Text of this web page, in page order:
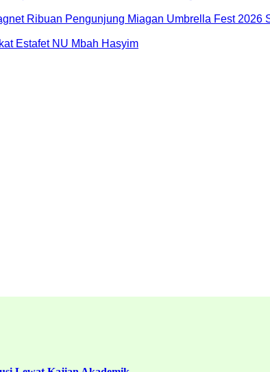
Miagan Umbrella Fest 2026
Estafet NU Mbah Hasyim